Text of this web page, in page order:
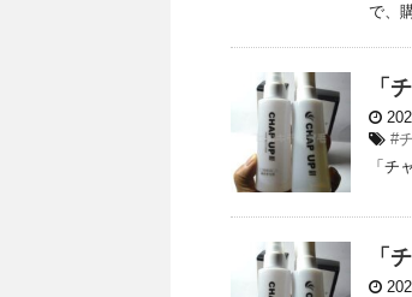
で、
「
#
「チ
「